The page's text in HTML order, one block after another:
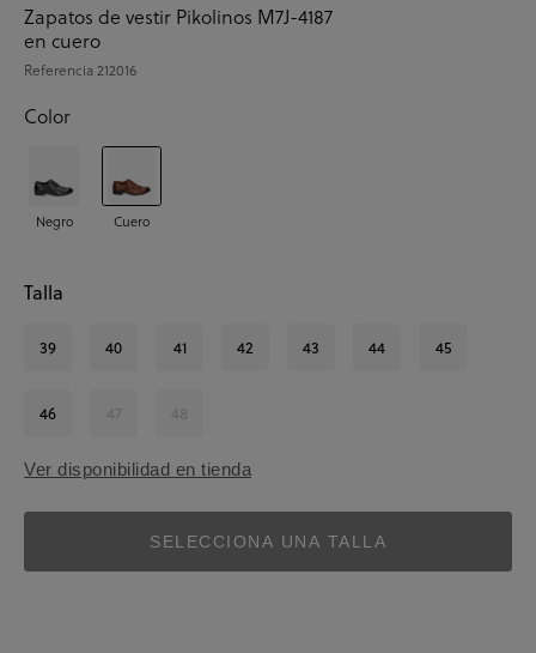
Zapatos de vestir Pikolinos M7J-4187
en cuero
Referencia212016
Color
Negro Cuero
Talla
39 40 41 42 43 44 45
46 47 48
Ver disponibilidad en tienda
SELECCIONA UNA TALLA